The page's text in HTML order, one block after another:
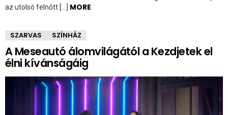
az utolsó felnőtt […] MORE
SZARVAS SZÍNHÁZ
A Meseautó álomvilágától a Kezdjetek el
élni kívánságáig